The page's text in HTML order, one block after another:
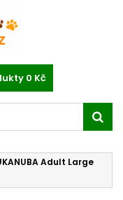
0 Kč
Adult Large